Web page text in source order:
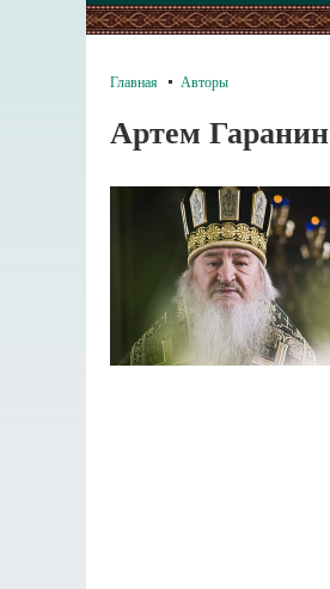
Главная Авторы
Артем Гаранин